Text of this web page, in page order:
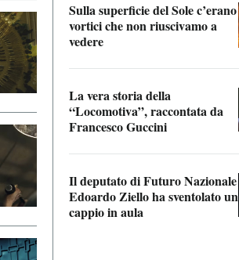
Sulla superficie del Sole c’erano
vortici che non riuscivamo a
vedere
La vera storia della
“Locomotiva”, raccontata da
Francesco Guccini
Il deputato di Futuro Nazionale
Edoardo Ziello ha sventolato un
cappio in aula